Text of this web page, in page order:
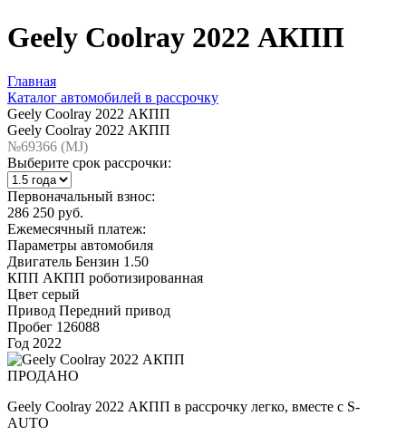
Geely Coolray 2022 АКПП
Главная
Каталог автомобилей в рассрочку
Geely Coolray 2022 АКПП
Geely Coolray 2022 АКПП
№69366 (МJ)
Выберите срок рассрочки:
Первоначальный взнос:
286 250 руб.
Ежемесячный платеж:
Параметры автомобиля
Двигатель Бензин 1.50
КПП АКПП роботизированная
Цвет серый
Привод Передний привод
Пробег 126088
Год 2022
ПРОДАНО
Geely Coolray 2022 АКПП в рассрочку легко, вместе с S-
AUTO